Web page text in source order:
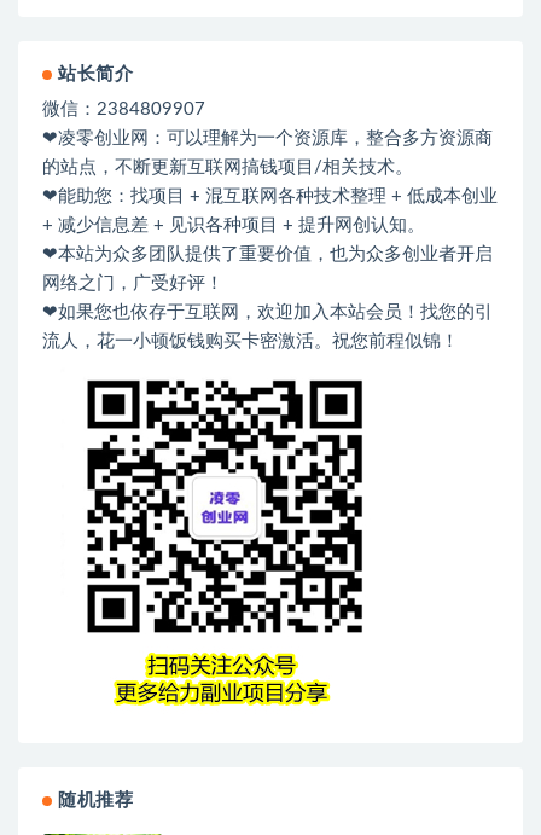
站长简介
微信：2384809907
❤凌零创业网：可以理解为一个资源库，整合多方资源商
的站点，不断更新互联网搞钱项目/相关技术。
❤能助您：找项目 + 混互联网各种技术整理 + 低成本创业
+ 减少信息差 + 见识各种项目 + 提升网创认知。
❤本站为众多团队提供了重要价值，也为众多创业者开启
网络之门，广受好评！
❤如果您也依存于互联网，欢迎加入本站会员！找您的引
流人，花一小顿饭钱购买卡密激活。祝您前程似锦！
随机推荐